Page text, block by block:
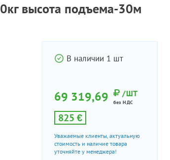
высота подъема-30м
В наличии 1 шт
69 319,69 /ШТ
без НДС
825 €
Уважаемые клиенты, актуальную
стоимость и наличие товара
уточняйте у менеджера!